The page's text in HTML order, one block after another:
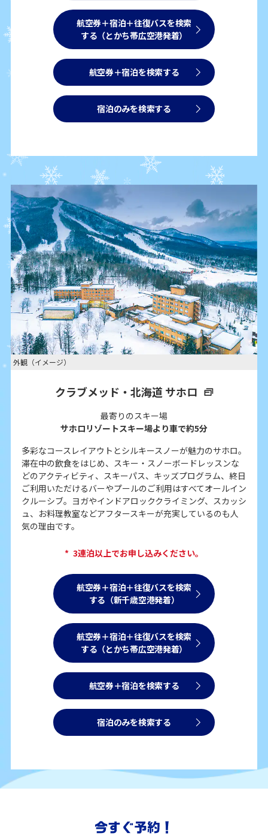
航空券＋宿泊＋往復バスを検索
する（とかち帯広空港発着）
航空券＋宿泊を検索する
宿泊のみを検索する
外観（イメージ）
クラブメッド・北海道 サホロ
最寄りのスキー場
サホロリゾートスキー場より車で約5分
多彩なコースレイアウトとシルキースノーが魅力のサホロ。
滞在中の飲食をはじめ、スキー・スノーボードレッスンな
どのアクティビティ、スキーパス、キッズプログラム、終日
ご利用いただけるバーやプールのご利用はすべてオールイン
クルーシブ。ヨガやインドアロッククライミング、スカッシ
ュ、お料理教室などアフタースキーが充実しているのも人
気の理由です。
* 3連泊以上でお申し込みください。
航空券＋宿泊＋往復バスを検索
する（新千歳空港発着）
航空券＋宿泊＋往復バスを検索
する（とかち帯広空港発着）
航空券＋宿泊を検索する
宿泊のみを検索する